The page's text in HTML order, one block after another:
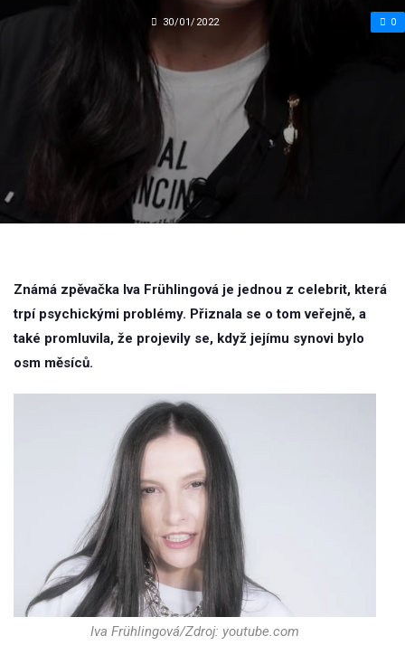
30/01/2022 0
Známá zpěvačka Iva Frühlingová je jednou z celebrit, která
trpí psychickými problémy. Přiznala se o tom veřejně, a
také promluvila, že projevily se, když jejímu synovi bylo
osm měsíců.
Iva Frühlingová/Zdroj: youtube.com